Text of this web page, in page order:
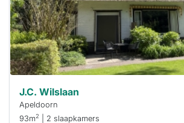
Stekkies helpt
je hierbij!
J.C. Wilslaan
Apeldoorn
93m2 | 2 slaapkamers